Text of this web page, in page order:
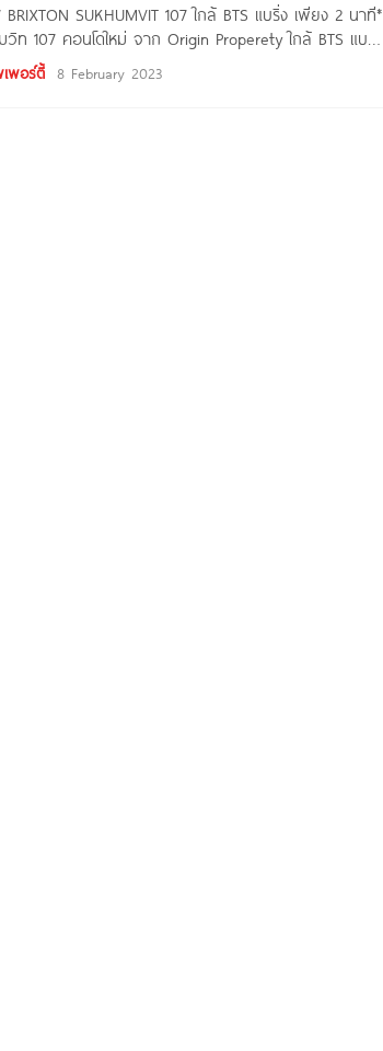
SUKHUMVIT 107 ใกล้ BTS แบริ่ง เพียง 2 นาที*
วิท 107 คอนโดใหม่ จาก Origin Properety ใกล้ BTS แบริ่ง
พอร์ตี้ 8 February 2023